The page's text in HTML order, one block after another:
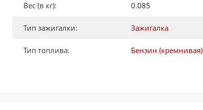
Вес (в кг): 0.085
Тип зажигалки: Зажигалка
Тип топлива: Бензин (кремнивая)